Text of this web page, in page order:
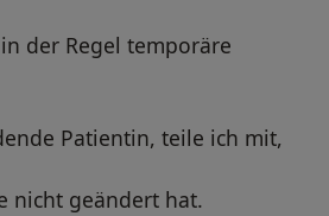
der Regel temporäre
Patientin, teile ich mit,
nicht geändert hat.